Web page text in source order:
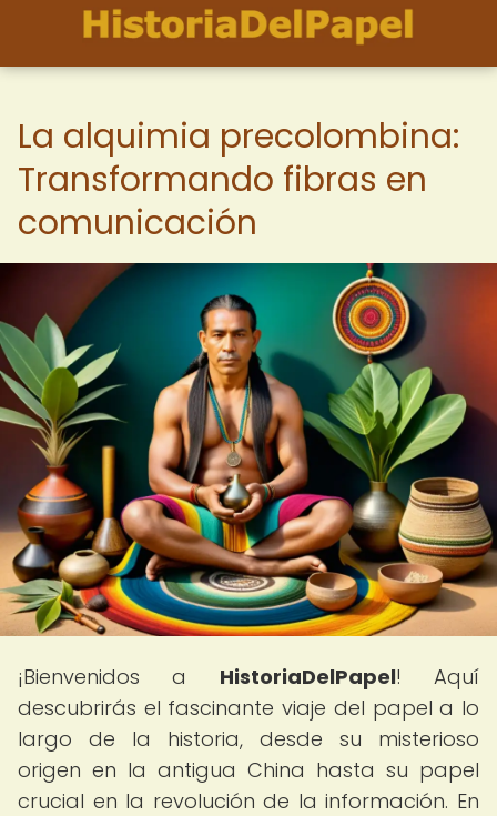
La alquimia precolombina:
Transformando fibras en
comunicación
¡Bienvenidos a HistoriaDelPapel! Aquí
descubrirás el fascinante viaje del papel a lo
largo de la historia, desde su misterioso
origen en la antigua China hasta su papel
crucial en la revolución de la información. En